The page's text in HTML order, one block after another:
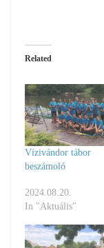
Related
Vízivándor tábor
beszámoló
2024.08.20.
In "Aktuális"